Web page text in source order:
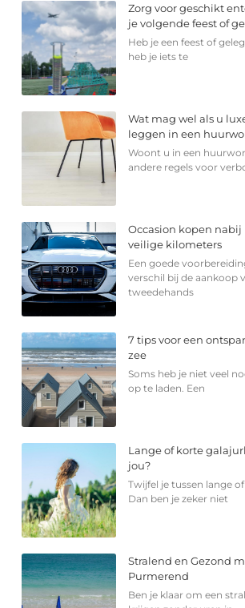
Zorg voor geschikt
je volgende feest of
Heb je een feest of
heb je iets te
Wat mag wel als u
leggen in een
Woont u in een
andere regels voor
Occasion kopen
veilige kilometers
Een goede
verschil bij de aankoop
tweedehands
7 tips voor een
zee
Soms heb je niet veel
op te laden. Een
Lange of korte
jou?
Twijfel je tussen lange
Dan ben je zeker niet
Stralend en Gezond
Purmerend
Ben je klaar om een